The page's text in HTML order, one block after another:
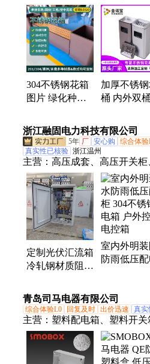
垃圾桶、垃圾箱、户外垃圾
圾桶、果皮箱、不锈钢户外
箱、花箱、不锈钢花箱、花
类垃圾桶、四分类垃圾箱、
钢垃圾桶、304花箱、金属花
钢花槽、不锈钢花钵、不锈钢
304不锈钢花箱
图片 绿化种植
隔 防水防潮防
虫
加厚不锈
桶 内外双
公楼电梯口
皮箱
浙江融固电力科技有限公司
5年 厂 安心购 综合体验
真实性已核验 浙江温州
主营： 高压成套、高压开关
缆保护接地箱、电缆交叉接
压配电柜、高压环网柜
定制光伏汇流箱
冷轧钢材质阻燃
箱光 伏并网箱
室内外明
防雨低压
控箱
青岛司马电器有限公司
综合体验L0 回复及时 出价迅速 真实
主营： 塑料配电箱、塑料开
防水盒、防水接线箱、ABS
水电气盒、防水接线盒、防